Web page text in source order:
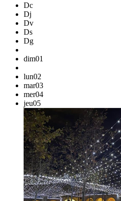
Dc
Dj
Dv
Ds
Dg
dim01
lun02
mar03
mer04
jeu05